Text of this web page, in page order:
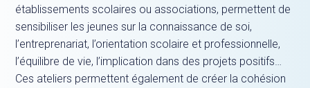
établissements scolaires ou associations, permettent de
sensibiliser les jeunes sur la connaissance de soi,
l’entreprenariat, l’orientation scolaire et professionnelle,
l’équilibre de vie, l’implication dans des projets positifs…
Ces ateliers permettent également de créer la cohésion